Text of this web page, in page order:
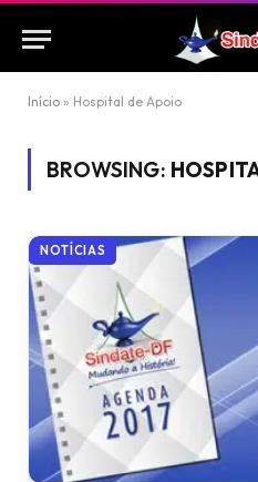
Início » Hospital de Apoio
BROWSING:
NOTÍCIAS